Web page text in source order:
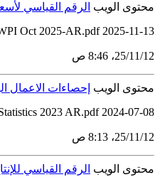
محتوى الويب الرقم القياسي
Oct 2025-AR.pdf 2025-11-13
12‏/11‏/25، 8:46 ص
محتوى الويب إحصاءات الاعمال
2023 AR.pdf 2024-07-08
12‏/11‏/25، 8:13 ص
محتوى الويب الرقم القياسي